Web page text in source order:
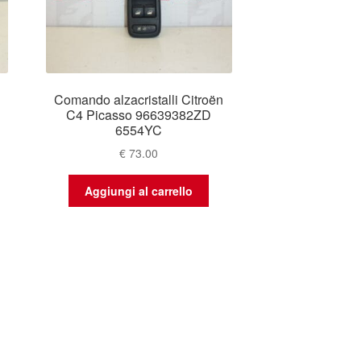
Comando alzacristalli Citroën
C4 Picasso 96639382ZD
6554YC
€ 73.00
Aggiungi al carrello